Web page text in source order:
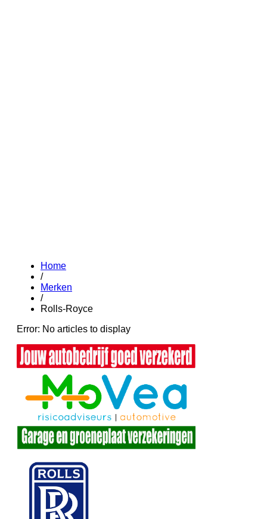
Home
/
Merken
/
Rolls-Royce
Error: No articles to display